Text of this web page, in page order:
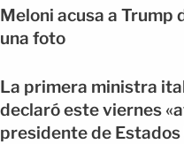
Meloni acusa a Trump
una foto
La primera ministra
declaró este viernes
presidente de